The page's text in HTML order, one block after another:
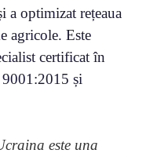
a optimizat rețeaua
agricole. Este
certificat în
9001:2015 și
este una